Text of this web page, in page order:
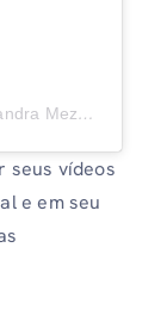
Uma postagem compartilhada por Alejandra Meza (@alejandramezadiy)
seus vídeos
e em seu